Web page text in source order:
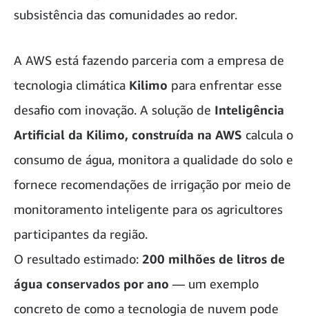
subsistência das comunidades ao redor.
A AWS está fazendo parceria com a empresa de
tecnologia climática Kilimo para enfrentar esse
desafio com inovação. A solução de Inteligência
Artificial da Kilimo, construída na AWS calcula o
consumo de água, monitora a qualidade do solo e
fornece recomendações de irrigação por meio de
monitoramento inteligente para os agricultores
participantes da região.
O resultado estimado: 200 milhões de litros de
água conservados por ano — um exemplo
concreto de como a tecnologia de nuvem pode